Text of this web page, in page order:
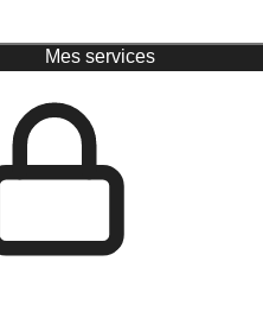
Mes services